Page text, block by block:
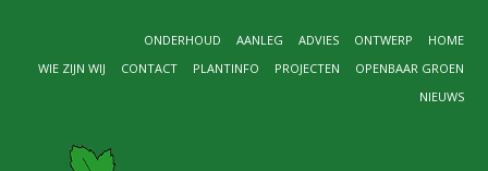
HOME
ONTWERP
ADVIES
AANLEG
ONDERHOUD
OPENBAAR GROEN
PROJECTEN
PLANTINFO
CONTACT
WIE ZIJN WIJ
NIEUWS